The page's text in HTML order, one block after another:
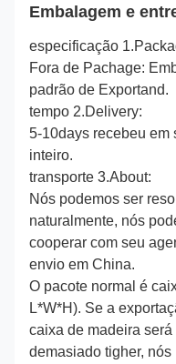
Embalagem e
especificação
Fora de Pachage:
padrão de Exportand.
tempo 2.Delivery:
5-10days recebeu em
inteiro.
transporte 3.About:
Nós podemos ser
naturalmente, nós
cooperar com seu
envio em China.
O pacote normal é
L*W*H). Se a
caixa de madeira
demasiado tigher,